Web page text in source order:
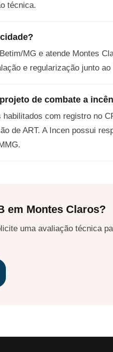
técnica.
MG e atende Montes
e regularização junto
de combate a
com registro no
de ART. A Incen possui
em Montes Claros?
uma avaliação técnica